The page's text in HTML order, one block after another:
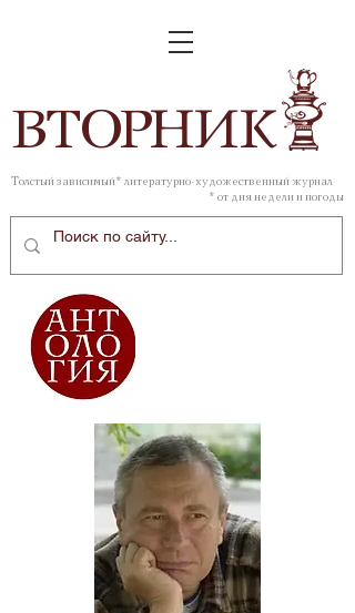
ВТОРНИК
Толстый зависимый* литературно-художественный журнал
* от дня недели и погоды